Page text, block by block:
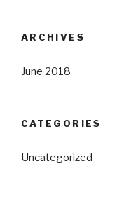
ARCHIVES
June 2018
CATEGORIES
Uncategorized